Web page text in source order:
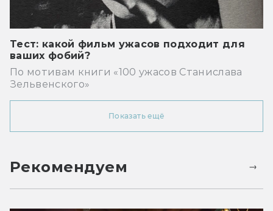
Тест: какой фильм ужасов подходит для
ваших фобий?
По мотивам книги «100 ужасов Станислава
Зельвенского»
Показать ещё
Рекомендуем